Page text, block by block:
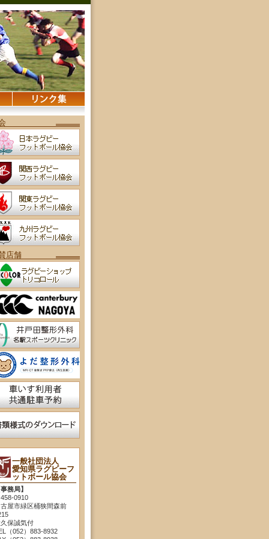
店舗
一般社団法人
愛知県ラグビーフ
ットボール協会
事務局】
0910
屋市緑区桶狭間森前
保誠気付
（052）883-8932